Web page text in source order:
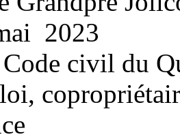
2023
Code civil du